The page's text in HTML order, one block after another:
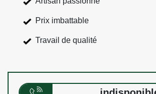
Prix imbattable
Travail de qualité